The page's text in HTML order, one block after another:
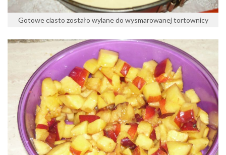
Gotowe ciasto zostało wylane do wysmarowanej tortownicy